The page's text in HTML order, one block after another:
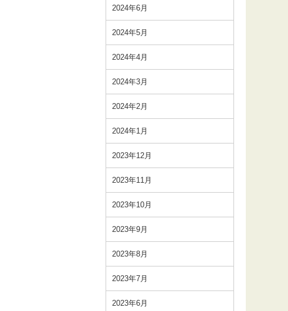
2024年6月
2024年5月
2024年4月
2024年3月
2024年2月
2024年1月
2023年12月
2023年11月
2023年10月
2023年9月
2023年8月
2023年7月
2023年6月